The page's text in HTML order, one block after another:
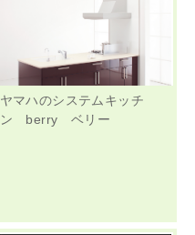
ヤマハのシステムキッチ
ン berry ベリー